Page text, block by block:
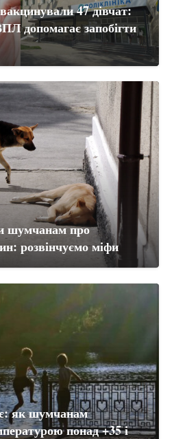
47 дівчат:
допомагає запобігти
шумчанам про
розвінчуємо міфи
як шумчанам
понад +35 і